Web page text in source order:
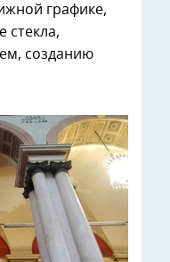
графике,
стекла,
созданию